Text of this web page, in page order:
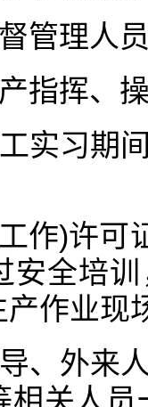
管理人
指挥、
实习期
作)许可
安全培
作业现
、外来
相关人